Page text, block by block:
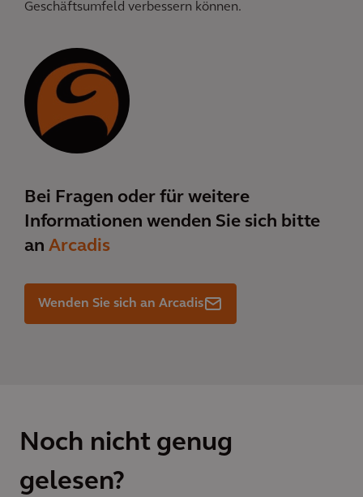
Geschäftsumfeld verbessern können.
Bei Fragen oder für weitere
Informationen wenden Sie sich bitte
an Arcadis
Wenden Sie sich an Arcadis
Noch nicht genug
gelesen?